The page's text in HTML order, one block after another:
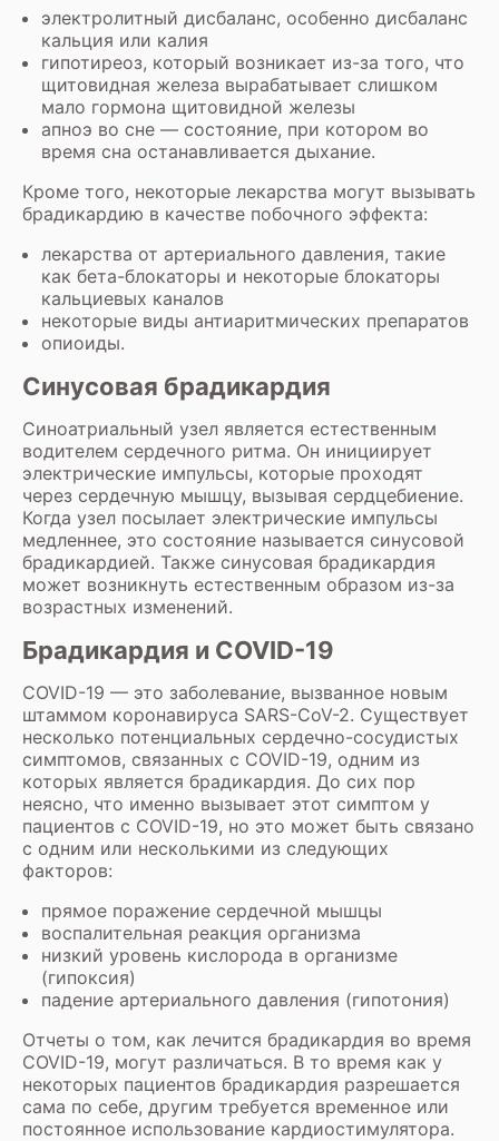
электролитный дисбаланс, особенно дисбаланс
кальция или калия
гипотиреоз, который возникает из-за того, что
щитовидная железа вырабатывает слишком
мало гормона щитовидной железы
апноэ во сне — состояние, при котором во
время сна останавливается дыхание.
Кроме того, некоторые лекарства могут вызывать
брадикардию в качестве побочного эффекта:
лекарства от артериального давления, такие
как бета-блокаторы и некоторые блокаторы
кальциевых каналов
некоторые виды антиаритмических препаратов
опиоиды.
Синусовая брадикардия
Синоатриальный узел является естественным
водителем сердечного ритма. Он инициирует
электрические импульсы, которые проходят
через сердечную мышцу, вызывая сердцебиение.
Когда узел посылает электрические импульсы
медленнее, это состояние называется синусовой
брадикардией. Также синусовая брадикардия
может возникнуть естественным образом из-за
возрастных изменений.
Брадикардия и COVID-19
COVID-19 — это заболевание, вызванное новым
штаммом коронавируса SARS-CoV-2. Существует
несколько потенциальных сердечно-сосудистых
симптомов, связанных с COVID-19, одним из
которых является брадикардия. До сих пор
неясно, что именно вызывает этот симптом у
пациентов с COVID-19, но это может быть связано
с одним или несколькими из следующих
факторов:
прямое поражение сердечной мышцы
воспалительная реакция организма
низкий уровень кислорода в организме
(гипоксия)
падение артериального давления (гипотония)
Отчеты о том, как лечится брадикардия во время
COVID-19, могут различаться. В то время как у
некоторых пациентов брадикардия разрешается
сама по себе, другим требуется временное или
постоянное использование кардиостимулятора.